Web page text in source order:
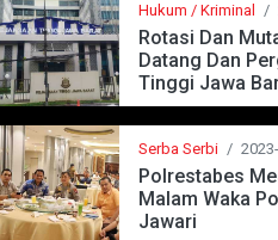
Hukum / Kriminal /
Rotasi Dan
Datang Dan
Tinggi Jawa
Serba Serbi /
Polrestabes
Malam Waka
Jawari